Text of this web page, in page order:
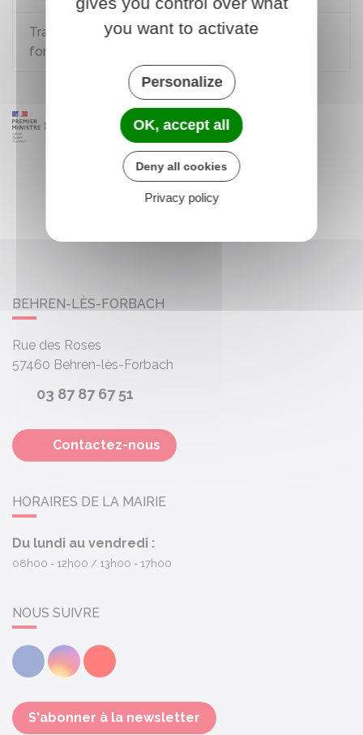
Travail à temps partiel d'un contractuel de la
fonction publique
BEHREN-LÈS-FORBACH
Rue des Roses
57460 Behren-lès-Forbach
03 87 87 67 51
Contactez-nous
HORAIRES DE LA MAIRIE
Du lundi au vendredi :
08h00 - 12h00 13h00 - 17h00
NOUS SUIVRE
FacebookInstagramYoutube
S'abonner à la newsletter
you want to activate
Personalize
OK, accept all
Deny all cookies
Privacy policy